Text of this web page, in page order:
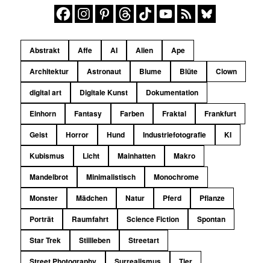
Abstrakt Affe AI Alien
Ape
Architektur
Astronaut Blume Blüte
Clown
digital art
Digitale Kunst
Dokumentation
Einhorn
Fantasy Farben Fraktal
Frankfurt
Geist
Horror Hund Industriefotografie
KI
Kubismus
Licht Mainhatten
Makro
Mandelbrot
Minimalistisch
Monochrome
Monster
Mädchen Natur Pferd
Pflanze
Porträt
Raumfahrt Science Fiction
Spontan
Star Trek
Stillleben
Streetart